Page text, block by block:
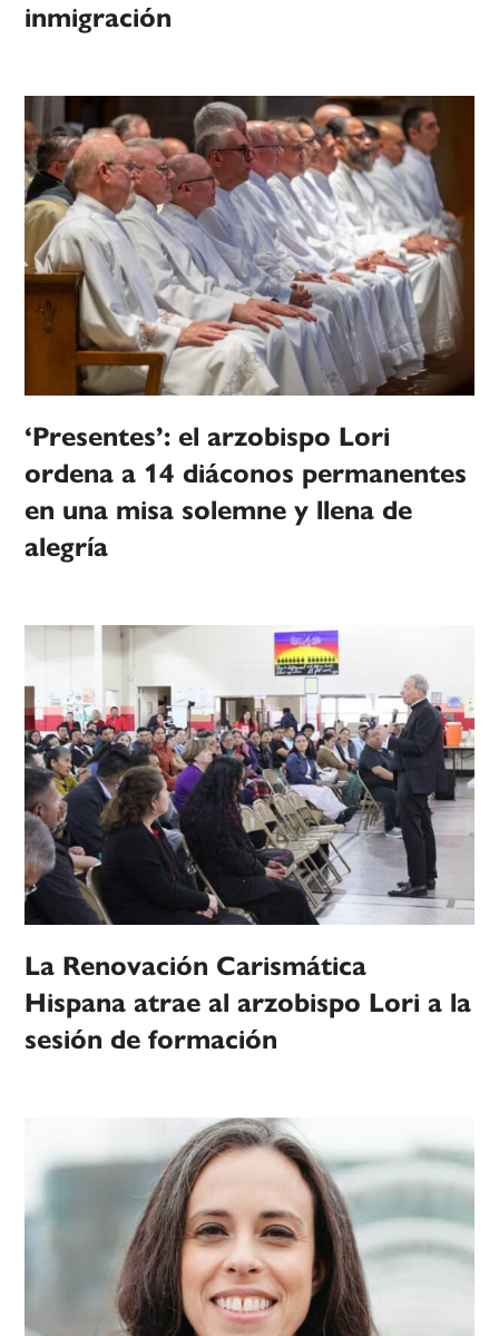
inmigración
‘Presentes’: el arzobispo Lori
ordena a 14 diáconos permanentes
en una misa solemne y llena de
alegría
La Renovación Carismática
Hispana atrae al arzobispo Lori a la
sesión de formación